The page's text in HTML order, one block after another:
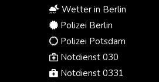
Wetter in Berlin
Polizei Berlin
Polizei Potsdam
Notdienst 030
Notdienst 0331